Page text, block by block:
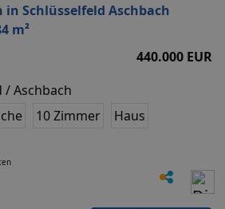
in Schlüsselfeld Aschbach
m²
440.000 EUR
/ Aschbach
10 Zimmer Haus